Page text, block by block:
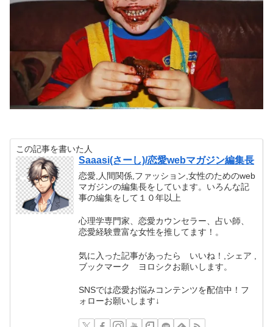
この記事を書いた人
Saaasi(さーし)/恋愛webマガジン編集長
恋愛,人間関係,ファッション,女性のためのweb
マガジンの編集長をしています。いろんな記
事の編集をして１０年以上
心理学専門家、恋愛カウンセラー、占い師、
恋愛経験豊富な女性を推してます！。
気に入った記事があったら いいね！,シェア ,
ブックマーク ヨロシクお願いします。
SNSでは恋愛お悩みコンテンツを配信中！フ
ォローお願いします↓